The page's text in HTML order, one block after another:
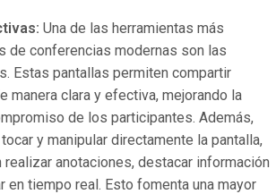
Una de las herramientas más
de conferencias modernas son las
Estas pantallas permiten compartir
manera clara y efectiva, mejorando la
de los participantes. Además,
y manipular directamente la pantalla,
anotaciones, destacar información
en tiempo real. Esto fomenta una mayor